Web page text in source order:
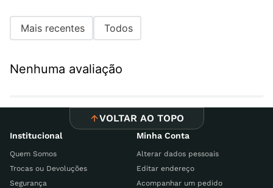
Mais recentes Todos
Nenhuma avaliação
VOLTAR AO TOPO
Institucional
Quem Somos
Trocas ou Devoluções
Segurança
Minha Conta
Alterar dados pessoais
Editar endereço
Acompanhar um pedido